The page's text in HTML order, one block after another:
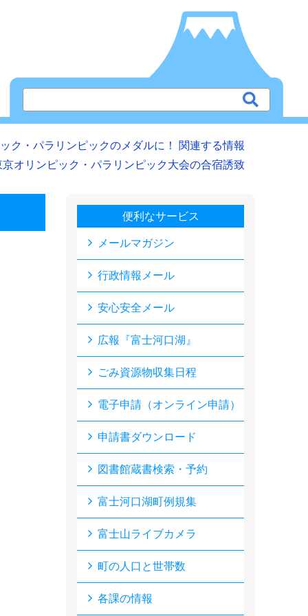
ク・パラリンピックのメダルに！ 関連する情報
京オリンピック・パラリンピック大会の合宿誘致
便利なサービス
メールマガジン
行政情報メール
安心安全メール
広報『富士河口湖』
ごみ資源物収集日程
電子申請（オンライン申請）
申請書ダウンロード
図書館蔵書検索・予約
富士河口湖町例規集
富士山ライブカメラ
町の人口と世帯数
各課の情報